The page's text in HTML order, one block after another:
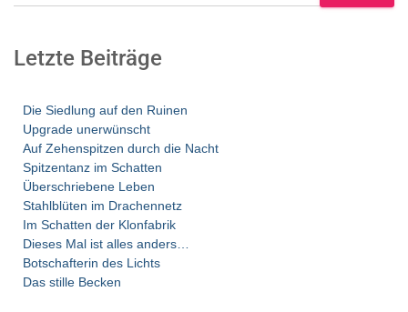
Letzte Beiträge
Die Siedlung auf den Ruinen
Upgrade unerwünscht
Auf Zehenspitzen durch die Nacht
Spitzentanz im Schatten
Überschriebene Leben
Stahlblüten im Drachennetz
Im Schatten der Klonfabrik
Dieses Mal ist alles anders…
Botschafterin des Lichts
Das stille Becken